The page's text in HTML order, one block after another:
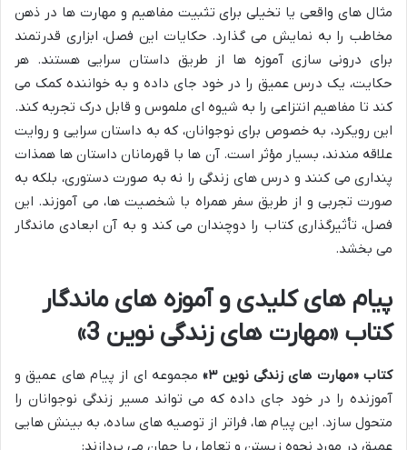
مثال های واقعی یا تخیلی برای تثبیت مفاهیم و مهارت ها در ذهن
مخاطب را به نمایش می گذارد. حکایات این فصل، ابزاری قدرتمند
برای درونی سازی آموزه ها از طریق داستان سرایی هستند. هر
حکایت، یک درس عمیق را در خود جای داده و به خواننده کمک می
کند تا مفاهیم انتزاعی را به شیوه ای ملموس و قابل درک تجربه کند.
این رویکرد، به خصوص برای نوجوانان، که به داستان سرایی و روایت
علاقه مندند، بسیار مؤثر است. آن ها با قهرمانان داستان ها همذات
پنداری می کنند و درس های زندگی را نه به صورت دستوری، بلکه به
صورت تجربی و از طریق سفر همراه با شخصیت ها، می آموزند. این
فصل، تأثیرگذاری کتاب را دوچندان می کند و به آن ابعادی ماندگار
می بخشد.
پیام های کلیدی و آموزه های ماندگار
کتاب «مهارت های زندگی نوین 3»
کتاب «مهارت های زندگی نوین ۳»
مجموعه ای از پیام های عمیق و
آموزنده را در خود جای داده که می تواند مسیر زندگی نوجوانان را
متحول سازد. این پیام ها، فراتر از توصیه های ساده، به بینش هایی
عمیق در مورد نحوه زیستن و تعامل با جهان می پردازند: